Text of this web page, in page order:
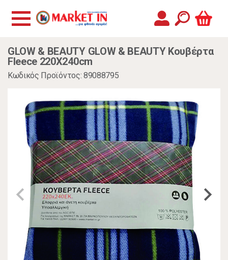
GLOW & BEAUTY GLOW & BEAUTY Κουβέρτα
Fleece 220X240cm
Κωδικός Προϊόντος: 89088795